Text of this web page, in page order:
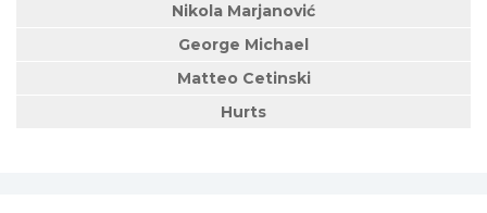
Nikola Marjanović
George Michael
Matteo Cetinski
Hurts